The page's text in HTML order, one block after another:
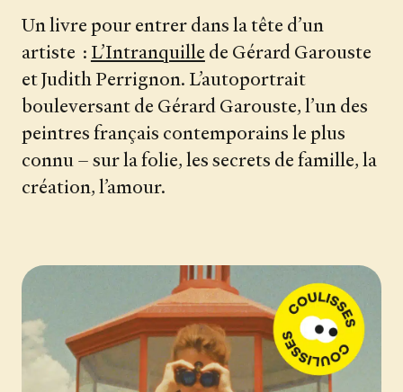
Nos livres
Nos auteurs
Notre newsletter
Notre journal
Le carnet de lecture
Un livre pour entrer dans la tête d’un
artiste : L’Intranquille de Gérard Garouste
et Judith Perrignon. L’autoportrait
bouleversant de Gérard Garouste, l’un des
peintres français contemporains le plus
connu – sur la folie, les secrets de famille, la
création, l’amour.